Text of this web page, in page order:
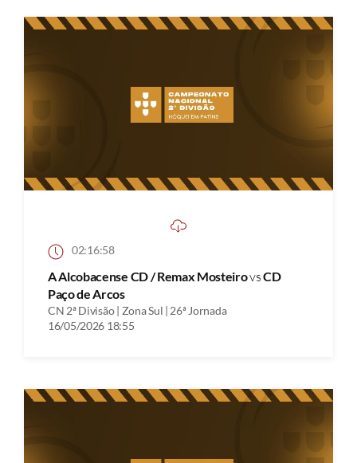
02:16:58
A Alcobacense CD / Remax MosteirovsCD
Paço de Arcos
CN 2ª Divisão | Zona Sul | 26ª Jornada
16/05/2026 18:55